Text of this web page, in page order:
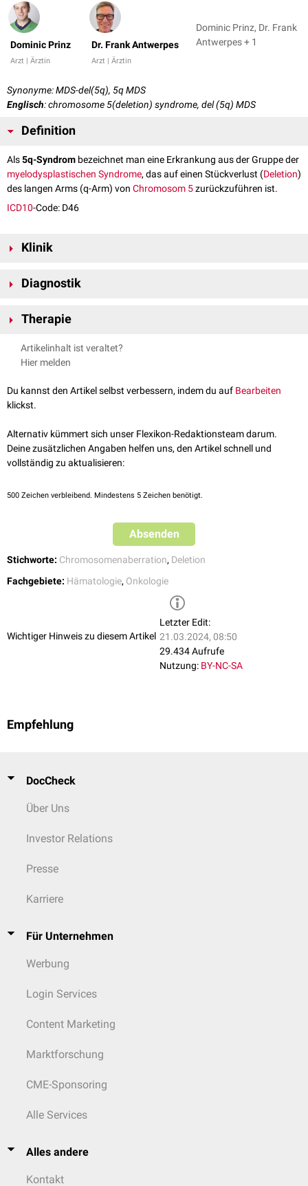
Dominic Prinz
Arzt | Ärztin
Dr. Frank Antwerpes
Arzt | Ärztin
Dominic Prinz, Dr. Frank
Antwerpes + 1
Synonyme: MDS-del(5q), 5q MDS
Englisch: chromosome 5(deletion) syndrome, del (5q) MDS
Definition
Als5q-Syndrom bezeichnet man eine Erkrankung aus der Gruppe der
myelodysplastischen Syndrome, das auf einen Stückverlust (Deletion)
des langen Arms (q-Arm) von Chromosom 5zurückzuführen ist.
ICD10-Code: D46
Klinik
Anämie
hämorrhagische Diathese
Diagnostik
anamnestischenBefundes, der
Knochenmarks. DasHämatomyelogramm
Fraktion mikrozytärer
Chromosomenanalyse.
Therapie
Die Therapie kann entsprechend den Behandlungsoptionen der
myelodysplastischen Syndrome (siehe dort)
siehe auch:Chromosomenaberration
Artikelinhalt ist veraltet?
Hier melden
Du kannst den Artikel selbst verbessern, indem du auf Bearbeiten
klickst.
Alternativ kümmert sich unser Flexikon-Redaktionsteam darum.
Deine zusätzlichen Angaben helfen uns, den Artikel schnell und
vollständig zu aktualisieren:
500 Zeichen verbleibend. Mindestens 5 Zeichen benötigt.
Absenden
Stichworte: Chromosomenaberration, Deletion
Fachgebiete: Hämatologie, Onkologie
Wichtiger Hinweis zu diesem Artikel
Letzter Edit:
21.03.2024, 08:50
29.434 Aufrufe
Nutzung: BY-NC-SA
Empfehlung
DocCheck
Über Uns
Investor Relations
Presse
Karriere
Für Unternehmen
Werbung
Login Services
Content Marketing
Marktforschung
CME-Sponsoring
Alle Services
Alles andere
Kontakt